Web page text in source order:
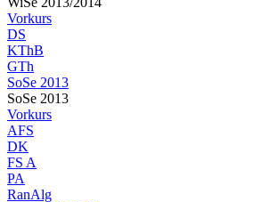
Vorkurs
DS
KThB
GTh
SoSe 2013
SoSe 2013
Vorkurs
AFS
DK
FS A
PA
RanAlg